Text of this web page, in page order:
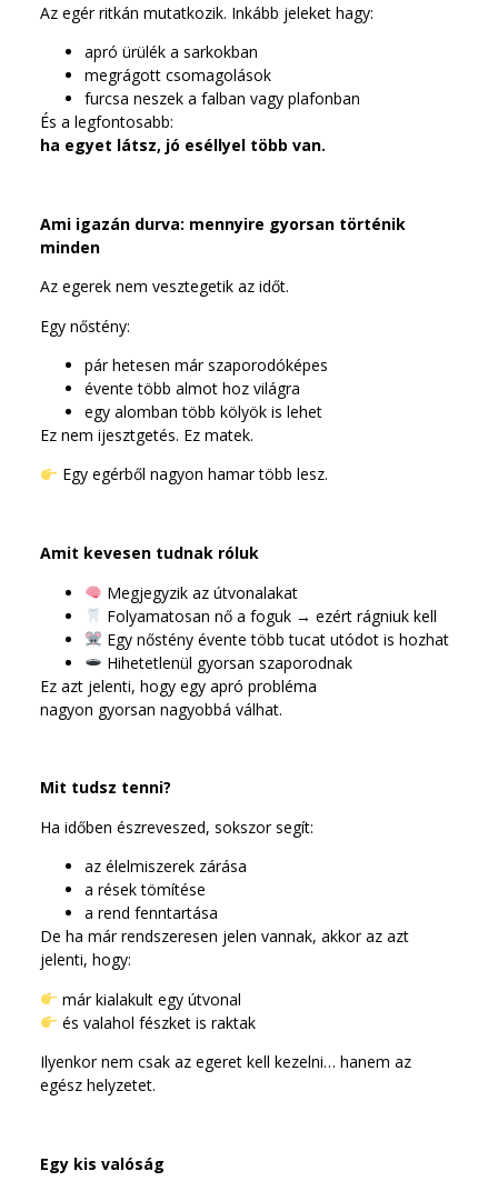
Az egér ritkán mutatkozik. Inkább jeleket hagy:
apró ürülék a sarkokban
megrágott csomagolások
furcsa neszek a falban vagy plafonban
És a legfontosabb:
ha egyet látsz, jó eséllyel több van.
Ami igazán durva: mennyire gyorsan történik
minden
Az egerek nem vesztegetik az időt.
Egy nőstény:
pár hetesen már szaporodóképes
évente több almot hoz világra
egy alomban több kölyök is lehet
Ez nem ijesztgetés. Ez matek.
Egy egérből nagyon hamar több lesz.
Amit kevesen tudnak róluk
Megjegyzik az útvonalakat
Folyamatosan nő a foguk → ezért rágniuk kell
Egy nőstény évente több tucat utódot is hozhat
Hihetetlenül gyorsan szaporodnak
Ez azt jelenti, hogy egy apró probléma
nagyon gyorsan nagyobbá válhat.
Mit tudsz tenni?
Ha időben észreveszed, sokszor segít:
az élelmiszerek zárása
a rések tömítése
a rend fenntartása
De ha már rendszeresen jelen vannak, akkor az azt
jelenti, hogy:
már kialakult egy útvonal
és valahol fészket is raktak
Ilyenkor nem csak az egeret kell kezelni… hanem az
egész helyzetet.
Egy kis valóság